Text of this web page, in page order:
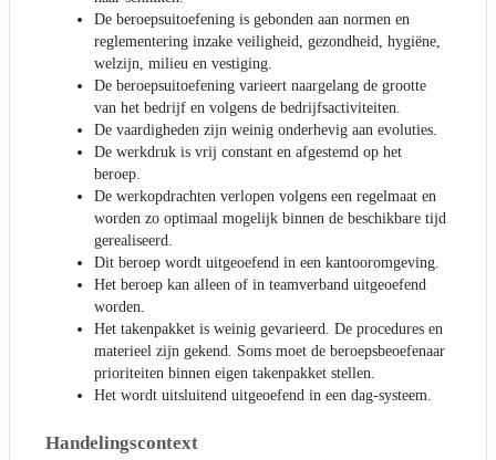
De beroepsuitoefening is gebonden aan normen en
reglementering inzake veiligheid, gezondheid, hygiëne,
welzijn, milieu en vestiging.
De beroepsuitoefening varieert naargelang de grootte
van het bedrijf en volgens de bedrijfsactiviteiten.
De vaardigheden zijn weinig onderhevig aan evoluties.
De werkdruk is vrij constant en afgestemd op het
beroep.
De werkopdrachten verlopen volgens een regelmaat en
worden zo optimaal mogelijk binnen de beschikbare tijd
gerealiseerd.
Dit beroep wordt uitgeoefend in een kantooromgeving.
Het beroep kan alleen of in teamverband uitgeoefend
worden.
Het takenpakket is weinig gevarieerd. De procedures en
materieel zijn gekend. Soms moet de beroepsbeoefenaar
prioriteiten binnen eigen takenpakket stellen.
Het wordt uitsluitend uitgeoefend in een dag-systeem.
Handelingscontext